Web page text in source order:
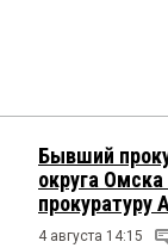
Бывший
округа Омска
прокуратуру
4 августа 14:15